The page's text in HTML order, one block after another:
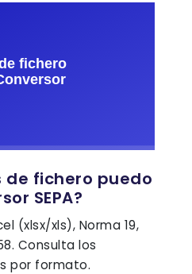
de fichero puedo
SEPA?
(xlsx/xls), Norma 19,
Consulta los
por formato.